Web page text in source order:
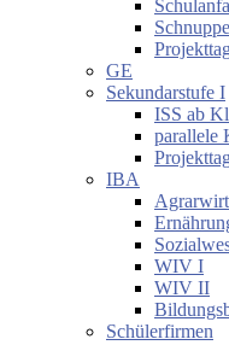
GE
Sekundarstufe I
ISS ab
parallele
IBA
WIV I
WIV II
Schülerfirmen